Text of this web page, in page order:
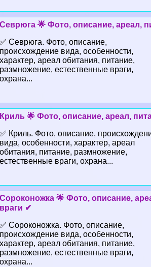
Севрюга 🌟 Фото, описание, ареал,
✅ Севрюга. Фото, описание,
происхождение вида, особенности,
хаpaктер, ареал обитания, питание,
размножение, естественные враги,
охрана...
Криль 🌟 Фото, описание, ареал,
✅ Криль. Фото, описание,
вида, особенности, хаpaктер, ареал
обитания, питание, размножение,
естественные враги, охрана...
Сороконожка 🌟 Фото, описание,
враги ✔
✅ Сороконожка. Фото, описание,
происхождение вида, особенности,
хаpaктер, ареал обитания, питание,
размножение, естественные враги,
охрана...